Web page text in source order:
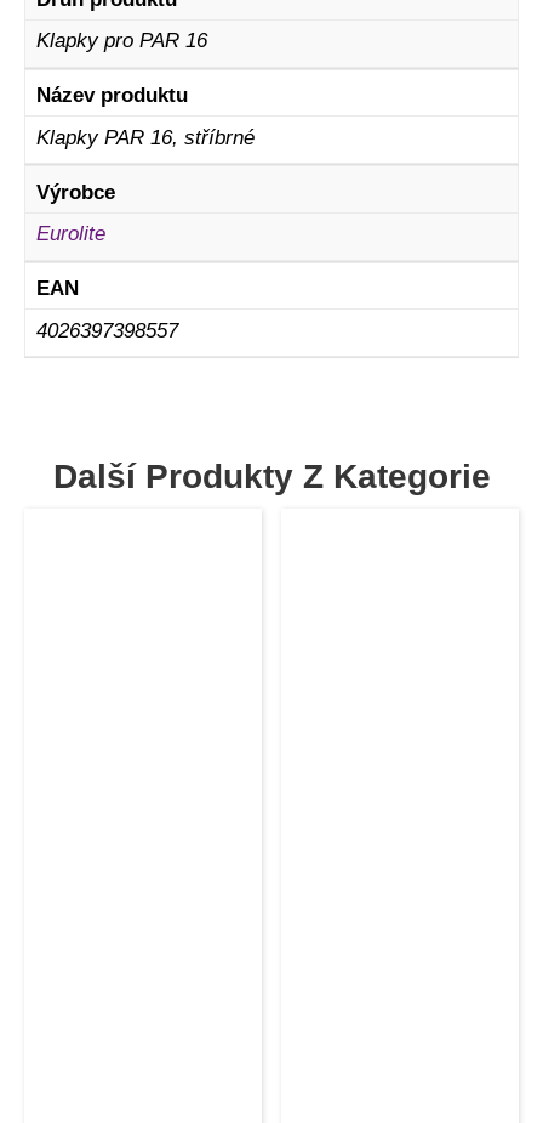
Klapky pro PAR 16
Název produktu
Klapky PAR 16, stříbrné
Výrobce
Eurolite
EAN
4026397398557
Další Produkty Z Kategorie